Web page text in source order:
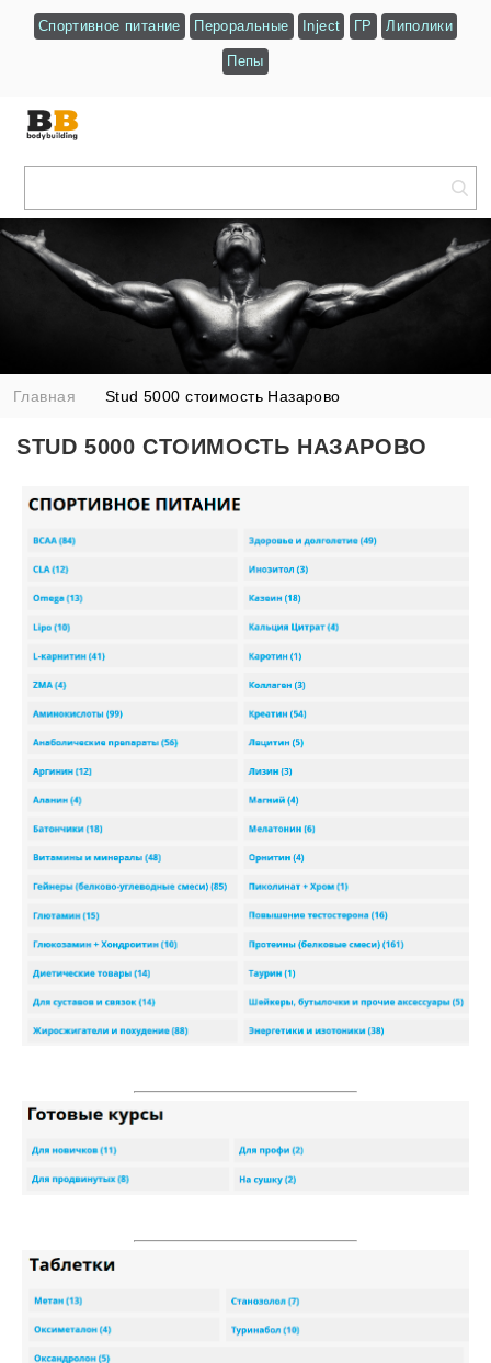
Спортивное питание Пероральные Inject ГР Липолики
Пепы
Главная Stud 5000 стоимость Назарово
STUD 5000 СТОИМОСТЬ НАЗАРОВО